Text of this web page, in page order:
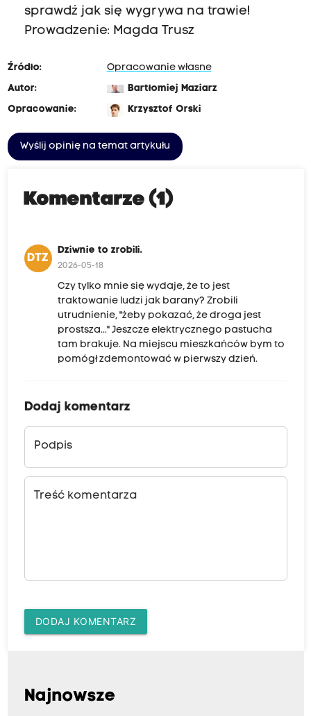
sprawdź jak się wygrywa na trawie!
Prowadzenie: Magda Trusz
Źródło:
Opracowanie własne
Autor:
Bartłomiej Maziarz
Opracowanie:
Krzysztof Orski
Wyślij opinię na temat artykułu
Komentarze (1)
DTZ
Dziwnie to zrobili.
2026-05-18
Czy tylko mnie się wydaje, że to jest
traktowanie ludzi jak barany? Zrobili
utrudnienie, "żeby pokazać, że droga jest
prostsza..." Jeszcze elektrycznego pastucha
tam brakuje. Na miejscu mieszkańców bym to
pomógł zdemontować w pierwszy dzień.
Dodaj komentarz
Podpis
Treść komentarza
DODAJ KOMENTARZ
Najnowsze